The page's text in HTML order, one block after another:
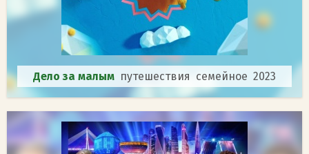
Дело за малым путешествия семейное 2023